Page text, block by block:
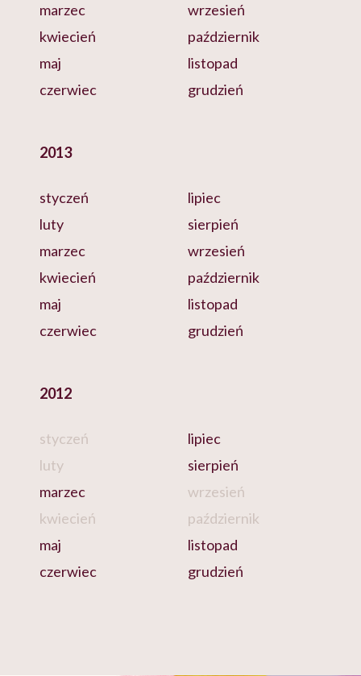
marzec
kwiecień
maj
czerwiec
wrzesień
październik
listopad
grudzień
2013
styczeń
luty
marzec
kwiecień
maj
czerwiec
lipiec
sierpień
wrzesień
październik
listopad
grudzień
2012
styczeń
luty
marzec
kwiecień
maj
czerwiec
lipiec
sierpień
wrzesień
październik
listopad
grudzień